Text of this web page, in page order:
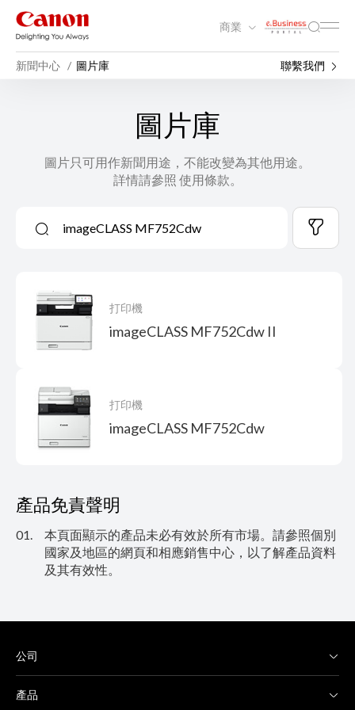
商業
新聞中心 圖片庫 聯繫我們
圖片庫
圖片只可用作新聞用途，不能改變為其他用途。
詳情請參照 使用條款。
打印機
imageCLASS MF752Cdw II
打印機
imageCLASS MF752Cdw
產品免責聲明
01.
本頁面顯示的產品未必有效於所有市場。請參照個別
國家及地區的網頁和相應銷售中心，以了解產品資料
及其有效性。
公司
產品